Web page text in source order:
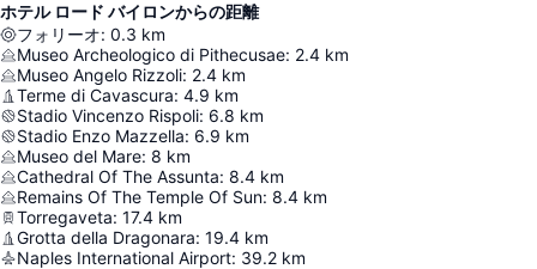
ホテル ロード バイロンからの距離
フォリーオ: 0.3 km
Museo Archeologico di Pithecusae: 2.4 km
Museo Angelo Rizzoli: 2.4 km
Terme di Cavascura: 4.9 km
Stadio Vincenzo Rispoli: 6.8 km
Stadio Enzo Mazzella: 6.9 km
Museo del Mare: 8 km
Cathedral Of The Assunta: 8.4 km
Remains Of The Temple Of Sun: 8.4 km
Torregaveta: 17.4 km
Grotta della Dragonara: 19.4 km
Naples International Airport: 39.2 km